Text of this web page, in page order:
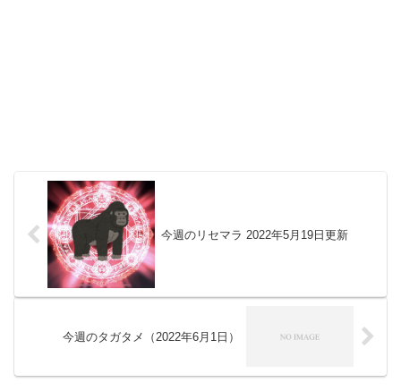
今週のリセマラ 2022年5月19日更新
今週のタガタメ（2022年6月1日）